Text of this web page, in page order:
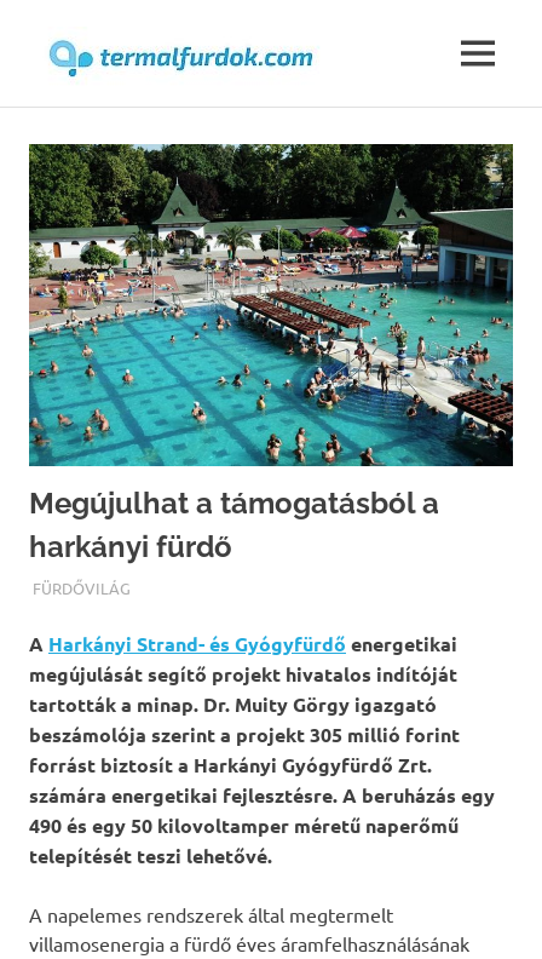
content
MENU
Megújulhat a támogatásból a
harkányi fürdő
TERMALFURDOK.COM
FÜRDŐVILÁG
A Harkányi Strand- és Gyógyfürdő energetikai
megújulását segítő projekt hivatalos indítóját
tartották a minap. Dr. Muity Görgy igazgató
beszámolója szerint a projekt 305 millió forint
forrást biztosít a Harkányi Gyógyfürdő Zrt.
számára energetikai fejlesztésre. A beruházás egy
490 és egy 50 kilovoltamper méretű naperőmű
telepítését teszi lehetővé.
A napelemes rendszerek által megtermelt
villamosenergia a fürdő éves áramfelhasználásának